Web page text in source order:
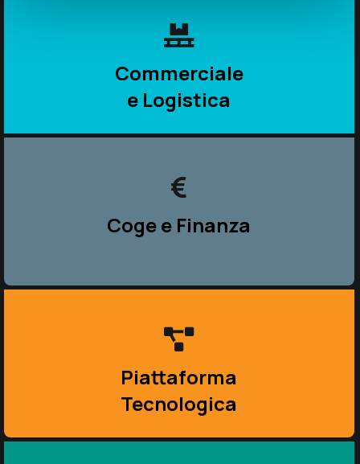
Commerciale
e Logistica
Coge e Finanza
Piattaforma
Tecnologica